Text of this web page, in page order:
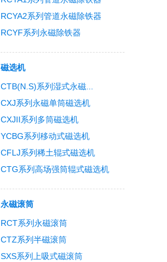
RCYA2系列管道永磁除铁器
RCYF系列永磁除铁器
磁选机
CTB(N.S)系列湿式永磁...
CXJ系列永磁单筒磁选机
CXJII系列多筒磁选机
YCBG系列移动式磁选机
CFLJ系列稀土辊式磁选机
CTG系列高场强筒辊式磁选机
永磁滚筒
RCT系列永磁滚筒
CTZ系列半磁滚筒
SXS系列上吸式磁滚筒